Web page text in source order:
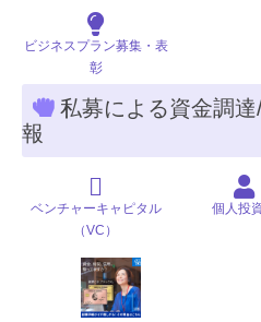
ビジネスプラン募集・表
彰
私募による資金調
報
ベンチャーキャピタル
（VC）
個人投